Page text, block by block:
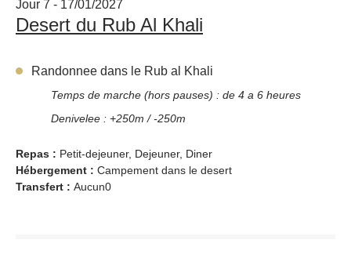
Jour 7 - 17/01/2027
Desert du Rub Al Khali
Randonnee dans le Rub al Khali
Temps de marche (hors pauses) : de 4 a 6 heures
Denivelee : +250m / -250m
Repas : Petit-dejeuner, Dejeuner, Diner
Hébergement : Campement dans le desert
Transfert : Aucun0